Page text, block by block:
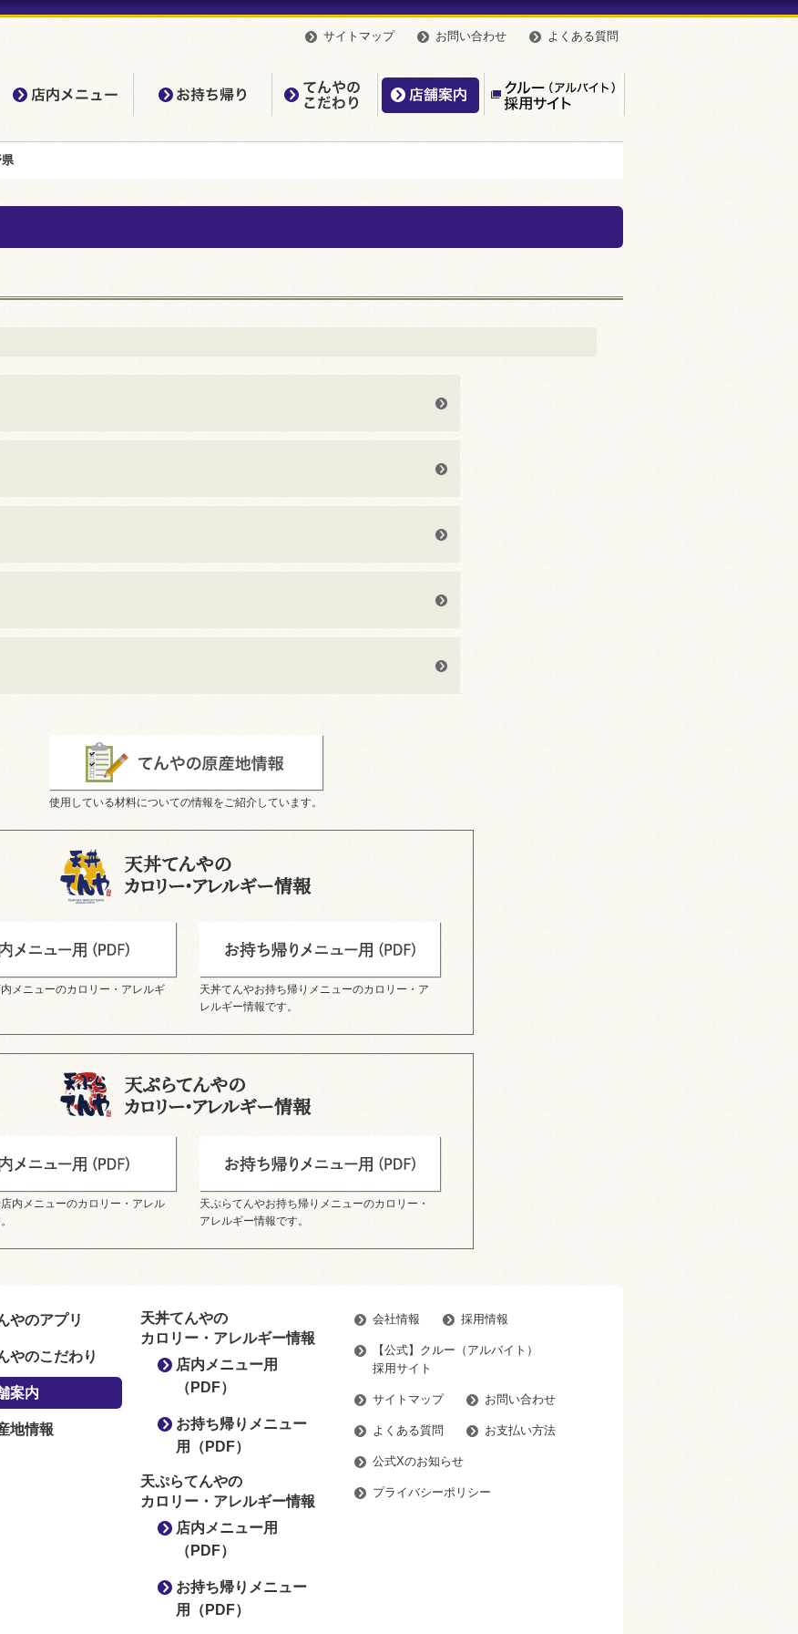
サイトマップ お問い合わせ よくある質問
お持ち帰り てんやのこだわり 店舗案内
使用している材料についての情報をご紹介しています。
メニューのカロリー・アレルギ
天丼てんやお持ち帰りメニューのカロリー・ア
レルギー情報です。
内メニューのカロリー・アレル
天ぷらてんやお持ち帰りメニューのカロリー・
アレルギー情報です。
やのアプリ
やのこだわり
案内
地情報
天丼てんやの
カロリー・アレルギー情報
店内メニュー用
（PDF）
お持ち帰りメニュー
用（PDF）
天ぷらてんやの
カロリー・アレルギー情報
店内メニュー用
（PDF）
お持ち帰りメニュー
用（PDF）
会社情報 採用情報
【公式】クルー（アルバイト）
採用サイト
サイトマップ お問い合わせ
よくある質問 お支払い方法
公式Xのお知らせ
プライバシーポリシー